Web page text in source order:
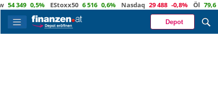
0,5% EStoxx50 6 516 0,6% Nasdaq 29 488 -0,8% Öl 79,6
Depot